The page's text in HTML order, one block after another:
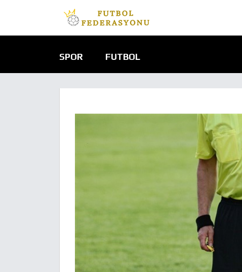
SPOR FUTBOL